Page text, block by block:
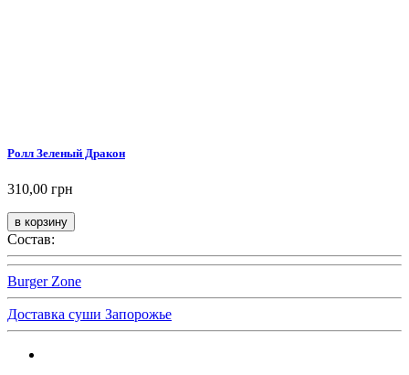
Ролл Зеленый Дракон
310,00 грн
Состав:
Burger Zone
Доставка суши Запорожье